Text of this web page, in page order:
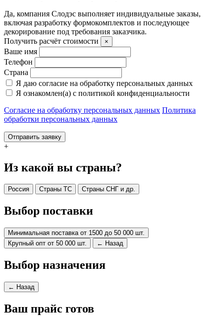
Да, компания Слодэс выполняет индивидуальные заказы,
включая разработку формокомплектов и последующее
декорирование под требования заказчика.
Получить расчёт стоимости
×
Ваше имя
Телефон
Страна
Я даю согласие на обработку персональных данных
Я ознакомлен(а) с политикой конфиденциальности
Согласие на обработку персональных данных Политика
обработки персональных данных
Отправить заявку
+
Из какой вы страны?
Россия Страны ТС Страны СНГ и др.
Выбор поставки
Минимальная поставка от 1500 до 50 000 шт.
Крупный опт от 50 000 шт.
← Назад
Выбор назначения
← Назад
Ваш прайс готов